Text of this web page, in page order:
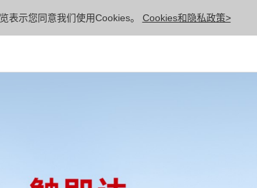
表示您同意我们使用Cookies。 Cookies和隐私政策>